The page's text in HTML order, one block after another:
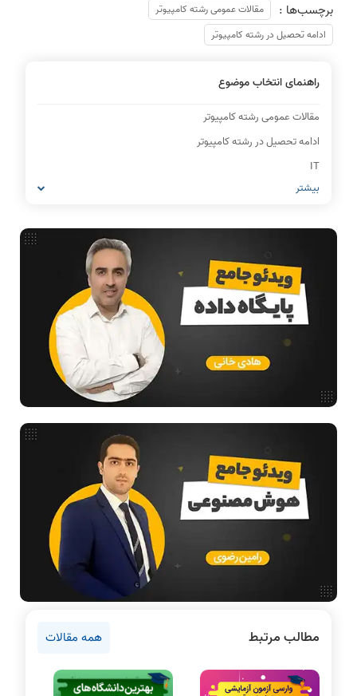
برچسب‌ها :
مقالات عمومی رشته کامپیوتر
ادامه تحصیل در رشته کامپیوتر
راهنمای انتخاب موضوع
مقالات عمومی رشته کامپیوتر
ادامه تحصیل در رشته کامپیوتر
IT
شبکه های کامپیوتری
ریاضیات گسسته
مدار منطقی
ساختمان داده
طراحی الگوریتم
هوش مصنوعی
فناوری
آمادگی برای کنکور
دانشگاه ها
اخبار آزمون ها
دروس مهندسی کامپیوتر
پایتون
بیشتر
مطالب مرتبط همه مقالات